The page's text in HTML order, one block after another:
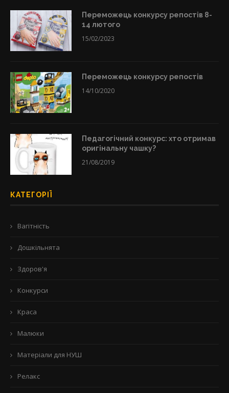
Переможець конкурсу репостів 8-
14 лютого
15/02/2023
Переможець конкурсу репостів
14/10/2020
Педагогічний конкурс: хто отримав
оригінальну чашку?
21/08/2019
КАТЕГОРІЇ
Вагітність
Дошкільнята
Здоров'я
Конкурси
Краса
Малюки
Матеріали для НУШ
Релакс